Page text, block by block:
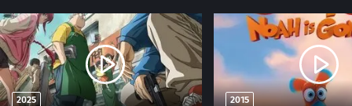
2025 2015